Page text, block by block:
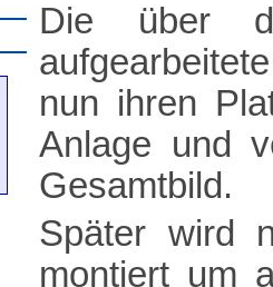
Die über
nun ihren
Anlage und
Gesamtbild.
Später wird
montiert um